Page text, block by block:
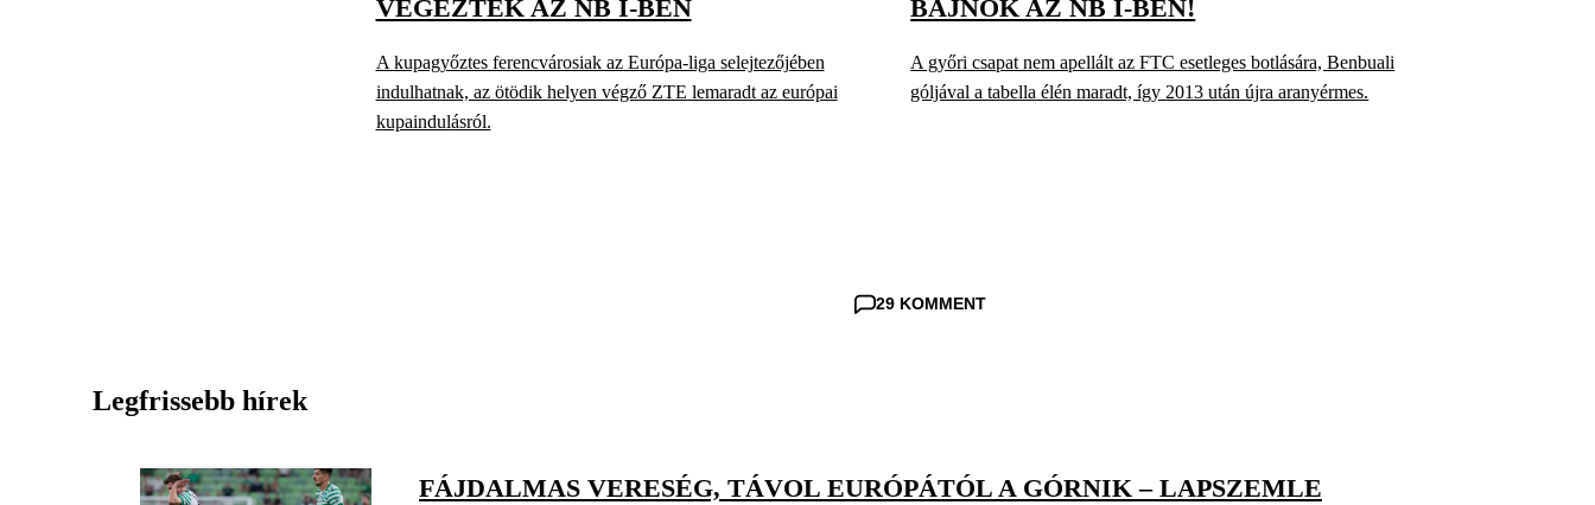
VÉGEZTEK AZ NB I-BEN
A kupagyőztes ferencvárosiak az Európa-liga selejtezőjében
indulhatnak, az ötödik helyen végző ZTE lemaradt az európai
kupaindulásról.
BAJNOK AZ NB I-BEN!
A győri csapat nem apellált az FTC esetleges botlására, Benbuali
góljával a tabella élén maradt, így 2013 után újra aranyérmes.
29 KOMMENT
Legfrissebb hírek
FÁJDALMAS VERESÉG, TÁVOL EURÓPÁTÓL A GÓRNIK – LAPSZEMLE